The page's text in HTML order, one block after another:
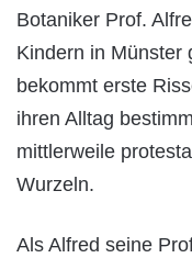
Botaniker Prof.
Kindern in Münster
bekommt erste
ihren Alltag
mittlerweile
Wurzeln.
Als Alfred seine